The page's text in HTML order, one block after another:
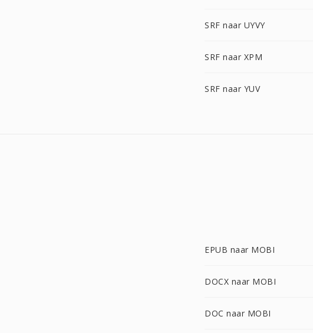
SRF naar UYVY
SRF naar XPM
SRF naar YUV
EPUB naar MOBI
DOCX naar MOBI
DOC naar MOBI